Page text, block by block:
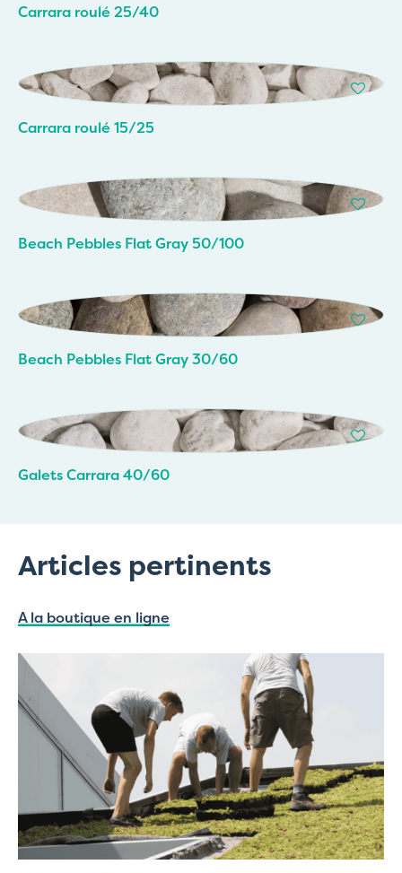
Carrara roulé 25/40
Carrara roulé 15/25
Beach Pebbles Flat Gray 50/100
Beach Pebbles Flat Gray 30/60
Galets Carrara 40/60
Articles pertinents
A la boutique en ligne